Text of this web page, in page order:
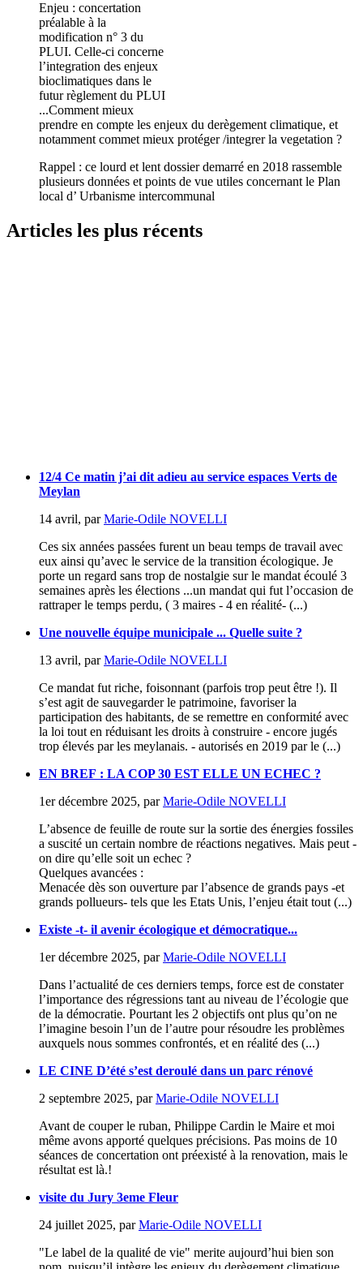
Enjeu : concertation
préalable à la
modification n° 3 du
PLUI. Celle-ci concerne
l’integration des enjeux
bioclimatiques dans le
futur règlement du PLUI
...Comment mieux
prendre en compte les enjeux du derègement climatique, et
notamment commet mieux protéger /integrer la vegetation ?
Rappel : ce lourd et lent dossier demarré en 2018 rassemble
plusieurs données et points de vue utiles concernant le Plan
local d’ Urbanisme intercommunal
Articles les plus récents
12/4 Ce matin j’ai dit adieu au service espaces Verts de
Meylan
14 avril, parMarie-Odile NOVELLI
Ces six années passées furent un beau temps de travail avec
eux ainsi qu’avec le service de la transition écologique. Je
porte un regard sans trop de nostalgie sur le mandat écoulé 3
semaines après les élections ...un mandat qui fut l’occasion de
rattraper le temps perdu, ( 3 maires - 4 en réalité- (...)
Une nouvelle équipe municipale ... Quelle suite ?
13 avril, parMarie-Odile NOVELLI
Ce mandat fut riche, foisonnant (parfois trop peut être !). Il
s’est agit de sauvegarder le patrimoine, favoriser la
participation des habitants, de se remettre en conformité avec
la loi tout en réduisant les droits à construire - encore jugés
trop élevés par les meylanais. - autorisés en 2019 par le (...)
EN BREF : LA COP 30 EST ELLE UN ECHEC ?
1er décembre 2025, parMarie-Odile NOVELLI
L’absence de feuille de route sur la sortie des énergies fossiles
a suscité un certain nombre de réactions negatives. Mais peut -
on dire qu’elle soit un echec ?
Quelques avancées :
Menacée dès son ouverture par l’absence de grands pays -et
grands pollueurs- tels que les Etats Unis, l’enjeu était tout (...)
Existe -t- il avenir écologique et démocratique...
1er décembre 2025, parMarie-Odile NOVELLI
Dans l’actualité de ces derniers temps, force est de constater
l’importance des régressions tant au niveau de l’écologie que
de la démocratie. Pourtant les 2 objectifs ont plus qu’on ne
l’imagine besoin l’un de l’autre pour résoudre les problèmes
auxquels nous sommes confrontés, et en réalité des (...)
LE CINE D’été s’est deroulé dans un parc rénové
2 septembre 2025, parMarie-Odile NOVELLI
Avant de couper le ruban, Philippe Cardin le Maire et moi
même avons apporté quelques précisions. Pas moins de 10
séances de concertation ont préexisté à la renovation, mais le
résultat est là.!
visite du Jury 3eme Fleur
24 juillet 2025, parMarie-Odile NOVELLI
"Le label de la qualité de vie" merite aujourd’hui bien son